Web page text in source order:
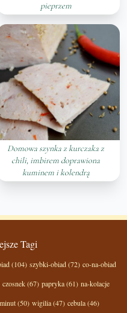
pieprzem
Domowa szynka z kurczaka z
chili, imbirem doprawiona
kuminem i kolendrą
Tagi
(104) szybki-obiad (72) co-na-obiad
czosnek (67) papryka (61) na-kolacje
(50) wigilia (47) cebula (46)